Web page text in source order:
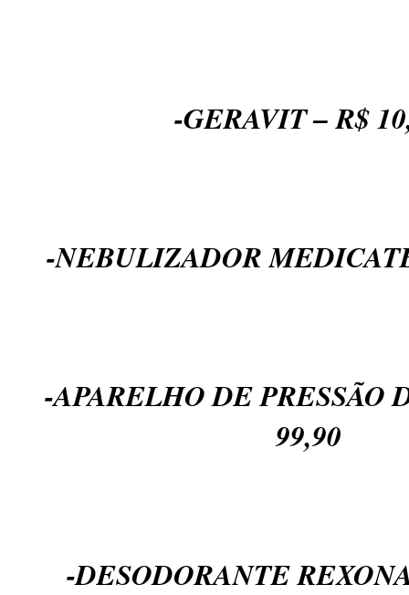
-GERAVIT – R$
-NEBULIZADOR
-APARELHO DE PRESSÃO
99,90
-DESODORANTE